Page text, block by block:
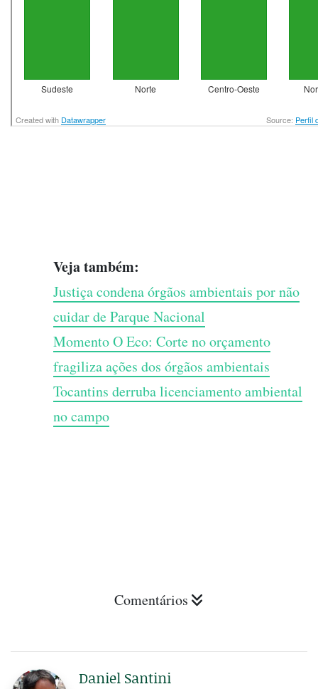
Veja também:
Justiça condena órgãos ambientais por não
cuidar de Parque Nacional
Momento O Eco: Corte no orçamento
fragiliza ações dos órgãos ambientais
Tocantins derruba licenciamento ambiental
no campo
Comentários
Daniel Santini